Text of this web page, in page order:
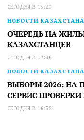
СЕГОДНЯ В 18:20
НОВОСТИ КАЗАХСТАНА
ОЧЕРЕДЬ НА
КАЗАХСТАНЦЕВ
СЕГОДНЯ В 17:36
НОВОСТИ КАЗАХСТАНА
ВЫБОРЫ 2026: НА
СЕРВИС
СЕГОДНЯ В 16:55